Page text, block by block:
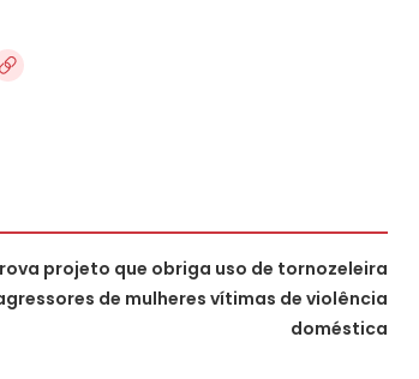
projeto que obriga uso de tornozeleira
de mulheres vítimas de violência
doméstica